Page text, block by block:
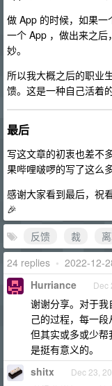
做 App 的时候，如果
一个 App ，做出来之
妙。
所以我大概之后的职业
馈。这是一种自己活着的
最后
写这文章的初衷也差不
果哔哩啵啰的写了这么多
感谢大家看到最后，祝
🎉
反馈
裁
24 replies • 2022-12-
Hurriance Dec
谢谢分享。对于
己的过程，每一段
但其实或多或少
是挺有意义的。
shitx Dec 23,